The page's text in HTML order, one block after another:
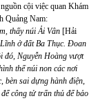
cội việc quan Khám
Quảng Nam:
thấy núi Ải Vân [Hải
ở đất Ba Thục. Đoan
đó, Nguyễn Hoàng vượt
thế núi non các nơi
bèn sai dựng hành điện,
công tử trấn thủ để bảo